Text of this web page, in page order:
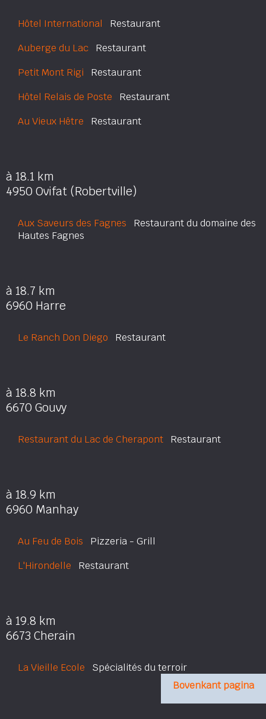
Hôtel International Restaurant
Auberge du Lac Restaurant
Petit Mont Rigi Restaurant
Hôtel Relais de Poste Restaurant
Au Vieux Hêtre Restaurant
à 18.1 km
4950 Ovifat (Robertville)
Aux Saveurs des Fagnes Restaurant du domaine des
Hautes Fagnes
à 18.7 km
6960 Harre
Le Ranch Don Diego Restaurant
à 18.8 km
6670 Gouvy
Restaurant du Lac de Cherapont Restaurant
à 18.9 km
6960 Manhay
Au Feu de Bois Pizzeria - Grill
L'Hirondelle Restaurant
à 19.8 km
6673 Cherain
La Vieille Ecole Spécialités du terroir
Bovenkant pagina